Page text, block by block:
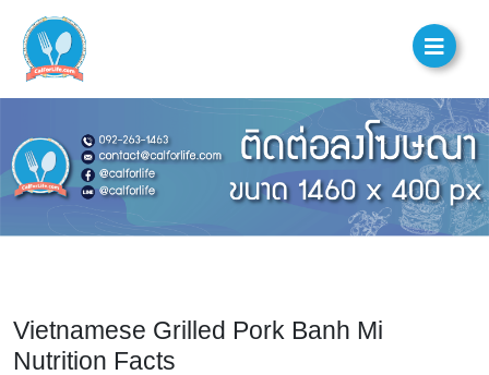
Vietnamese Grilled Pork Banh Mi
Nutrition Facts